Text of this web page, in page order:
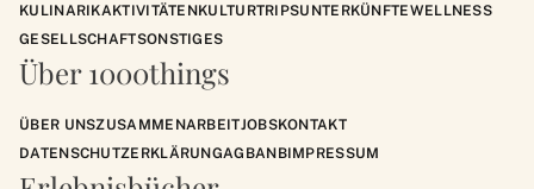
KULINARIKAKTIVITÄTENKULTURTRIPSUNTERKÜNFTEWELLNESS
GESELLSCHAFTSONSTIGES
Über 1000things
ÜBER UNSZUSAMMENARBEITJOBSKONTAKT
DATENSCHUTZERKLÄRUNGAGBANBIMPRESSUM